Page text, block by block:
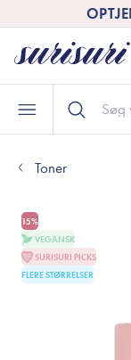
Toner
15%
VEGANSK
SURISURI PICKS
FLERE STØRRELSER